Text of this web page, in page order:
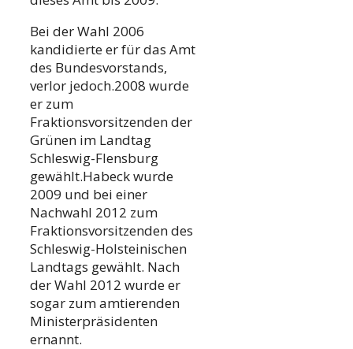
Bei der Wahl 2006
kandidierte er für das Amt
des Bundesvorstands,
verlor jedoch.2008 wurde
er zum
Fraktionsvorsitzenden der
Grünen im Landtag
Schleswig-Flensburg
gewählt.Habeck wurde
2009 und bei einer
Nachwahl 2012 zum
Fraktionsvorsitzenden des
Schleswig-Holsteinischen
Landtags gewählt. Nach
der Wahl 2012 wurde er
sogar zum amtierenden
Ministerpräsidenten
ernannt.